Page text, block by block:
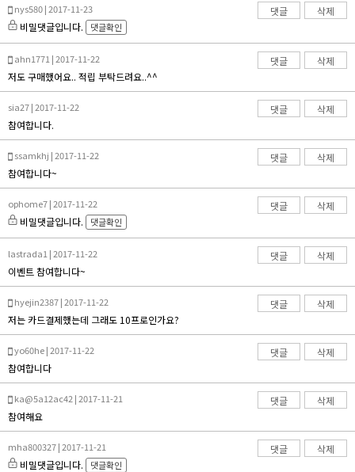
nys580 | 2017-11-23 삭제
댓글
비밀댓글입니다.
댓글확인
ahn1771 | 2017-11-22 삭제
댓글
저도 구매했어요.. 적립 부탁드려요..^^
sia27 | 2017-11-22 삭제
댓글
참여합니다.
ssamkhj | 2017-11-22 삭제
댓글
참여합니다~
ophome7 | 2017-11-22 삭제
댓글
비밀댓글입니다.
댓글확인
lastrada1 | 2017-11-22 삭제
댓글
이벤트 참여합니다~
hyejin2387 | 2017-11-22 삭제
댓글
저는 카드결제했는데 그래도 10프로인가요?
yo60he | 2017-11-22 삭제
댓글
참여합니다
ka@5a12ac42 | 2017-11-21 삭제
댓글
참여해요
mha800327 | 2017-11-21 삭제
댓글
비밀댓글입니다.
댓글확인